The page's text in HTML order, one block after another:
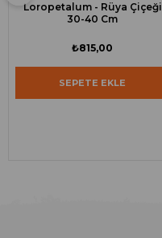
Loropetalum - Rüya Çiçeği
30-40 Cm
₺815,00
SEPETE EKLE